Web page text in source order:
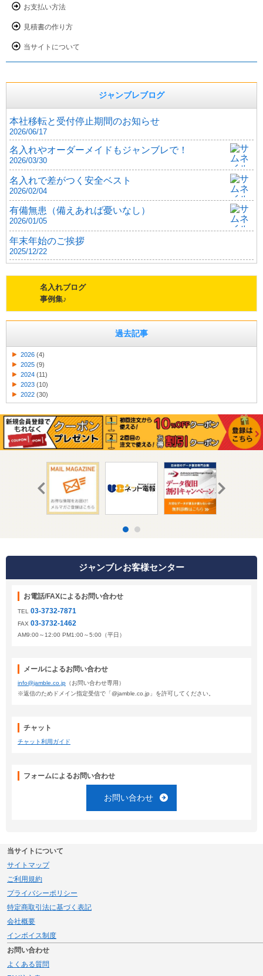
お支払い方法
見積書の作り方
当サイトについて
ジャンブレブログ
本社移転と受付停止期間のお知らせ
2026/06/17
名入れやオーダーメイドもジャンブレで！
2026/03/30
名入れで差がつく安全ベスト
2026/02/04
有備無患（備えあれば憂いなし）
2026/01/05
年末年始のご挨拶
2025/12/22
名入れブログ
事例集♪
過去記事
2026 (4)
2025 (9)
2024 (11)
2023 (10)
2022 (30)
ジャンブレお客様センター
お電話/FAXによるお問い合わせ
TEL 03-3732-7871
FAX 03-3732-1462
AM9:00～12:00 PM1:00～5:00（平日）
メールによるお問い合わせ
info@jamble.co.jp （お問い合わせ専用）
※返信のためドメイン指定受信で「@jamble.co.jp」を許可してください。
チャット
チャット利用ガイド
フォームによるお問い合わせ
お問い合わせ
当サイトについて
サイトマップ
ご利用規約
プライバシーポリシー
特定商取引法に基づく表記
会社概要
インボイス制度
お問い合わせ
よくある質問